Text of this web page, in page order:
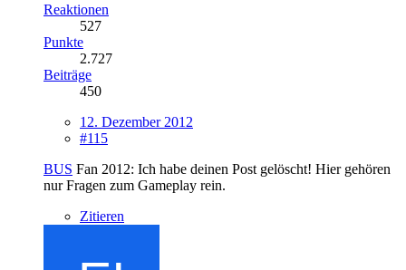
Reaktionen
527
Punkte
2.727
Beiträge
450
12. Dezember 2012
#115
BUS Fan 2012: Ich habe deinen Post gelöscht! Hier gehören
nur Fragen zum Gameplay rein.
Zitieren